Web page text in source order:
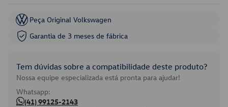
Peça Original Volkswagen
Garantia de 3 meses de fábrica
Tem dúvidas sobre a compatibilidade deste produto?
Nossa equipe especializada está pronta para ajudar!
Whatsapp:
(41) 99125-2143